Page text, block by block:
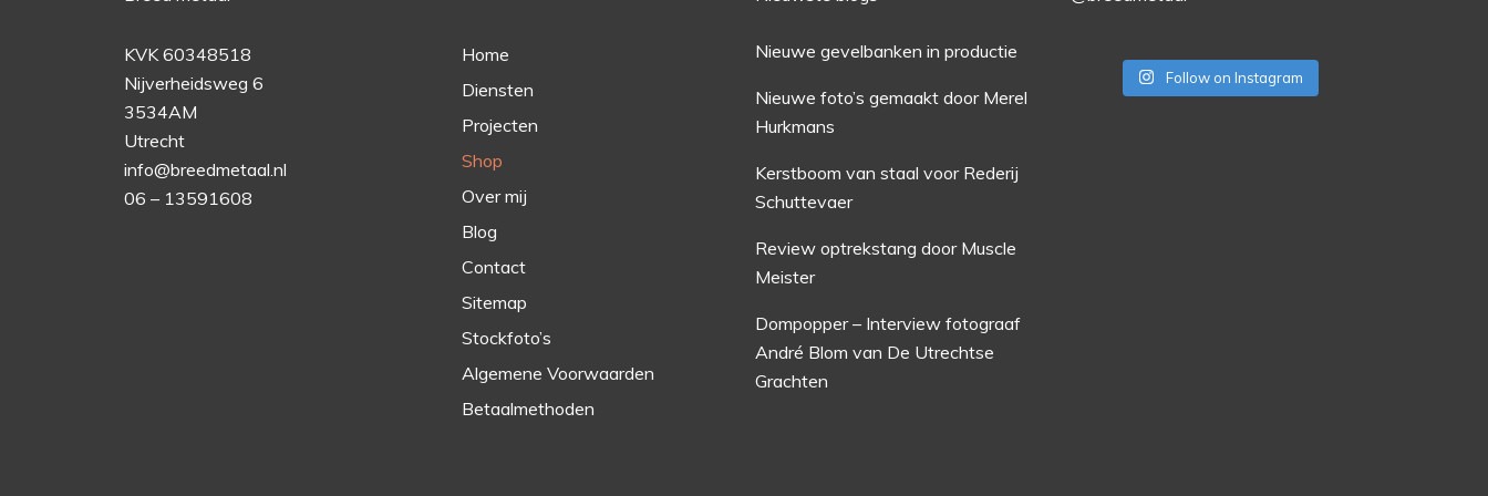
KVK 60348518
Nijverheidsweg 6
3534AM
Utrecht
info@breedmetaal.nl
06 – 13591608
Home
Diensten
Projecten
Shop
Over mij
Blog
Contact
Sitemap
Stockfoto’s
Algemene Voorwaarden
Betaalmethoden
Nieuwe gevelbanken in productie
Nieuwe foto’s gemaakt door Merel
Hurkmans
Kerstboom van staal voor Rederij
Schuttevaer
Review optrekstang door Muscle
Meister
Dompopper – Interview fotograaf
André Blom van De Utrechtse
Grachten
Follow on Instagram